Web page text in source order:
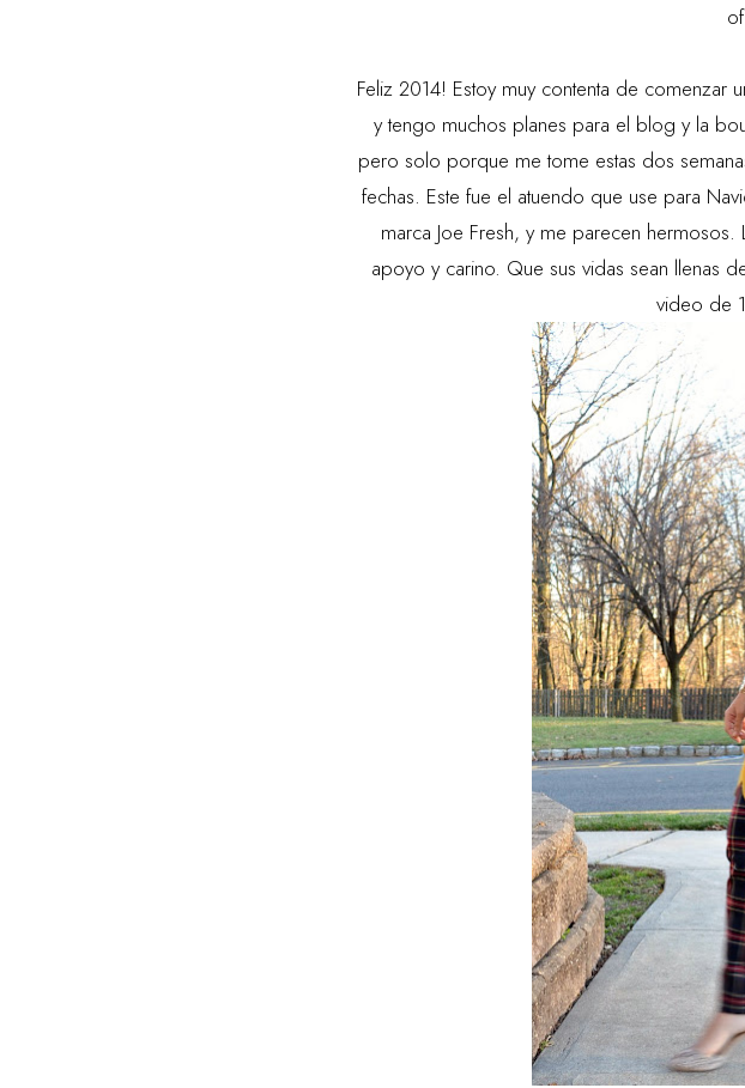
Feliz 2014! Estoy muy contenta de comenzar
y tengo muchos planes para el blog y la
pero solo porque me tome estas dos
fechas. Este fue el atuendo que use para
marca Joe Fresh, y me parecen
apoyo y carino. Que sus vidas sean llenas
video de